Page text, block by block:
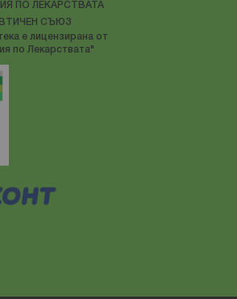
ПО ЛЕКАРСТВАТА
СЪЮЗ
е лицензирана от
по Лекарствата"